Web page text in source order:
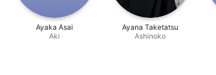
Ayaka Asai
Aki
Ayana Taketatsu
Ashinoko